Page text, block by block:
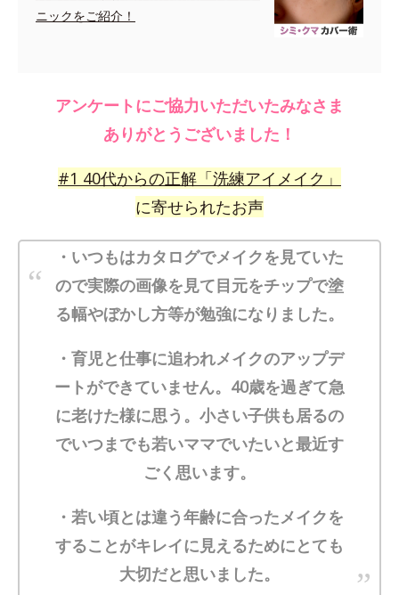
ニックをご紹介！
アンケートにご協力いただいたみなさま
ありがとうございました！
#1 40代からの正解「洗練アイメイク」
に寄せられたお声
・いつもはカタログでメイクを見ていた
ので実際の画像を見て目元をチップで塗
る幅やぼかし方等が勉強になりました。
・育児と仕事に追われメイクのアップデ
ートができていません。40歳を過ぎて急
に老けた様に思う。小さい子供も居るの
でいつまでも若いママでいたいと最近す
ごく思います。
・若い頃とは違う年齢に合ったメイクを
することがキレイに見えるためにとても
大切だと思いました。